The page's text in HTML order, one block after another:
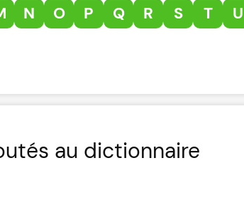
N O P Q R S T U
au dictionnaire